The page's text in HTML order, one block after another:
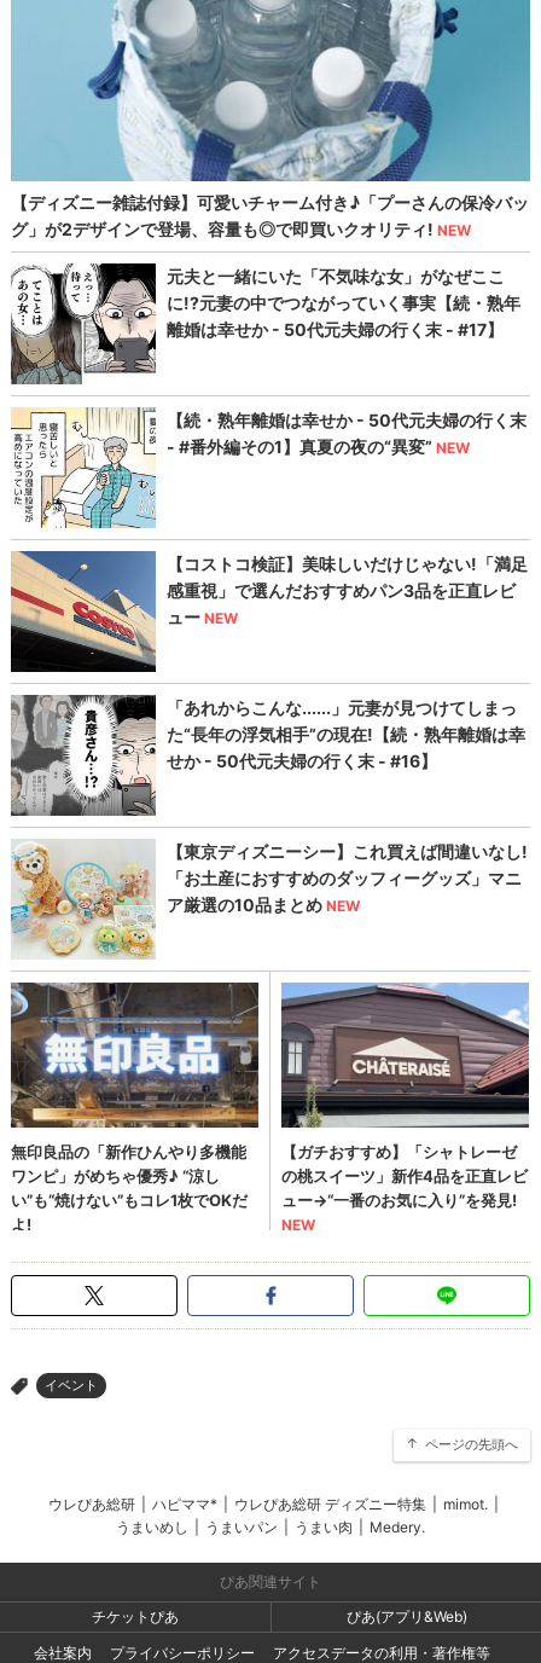
> イベント
ページの先頭へ
ウレぴあ総研 ハピママ* ウレぴあ総研 ディズニー特集 mimot.
うまいめし
うまいパン うまい肉 Medery.
ぴあ関連サイト
チケットぴあ
ぴあ(アプリ&Web)
会社案内
プライバシーポリシー アクセスデータの利用・著作権等